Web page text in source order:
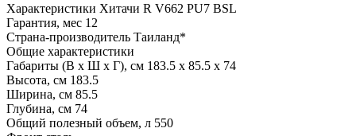
Характеристики Хитачи R V662 PU7 BSL
Гарантия, мес 12
Страна-производитель Таиланд*
Общие характеристики
Габариты (В х Ш х Г), см 183.5 х 85.5 х 74
Высота, см 183.5
Ширина, см 85.5
Глубина, см 74
Общий полезный объем, л 550